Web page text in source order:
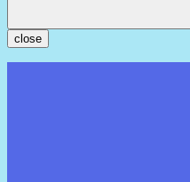
close